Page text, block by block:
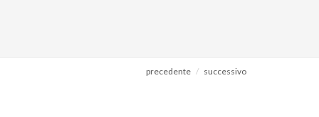
precedente successivo